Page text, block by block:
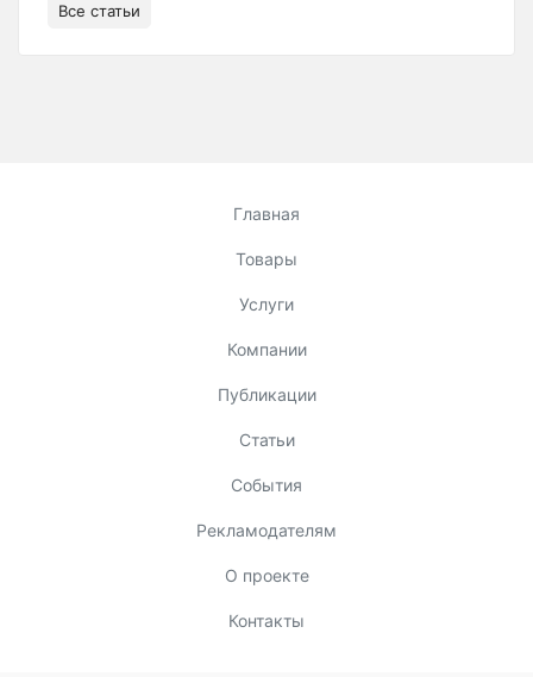
Все статьи
Главная
Товары
Услуги
Компании
Публикации
Статьи
События
Рекламодателям
О проекте
Контакты